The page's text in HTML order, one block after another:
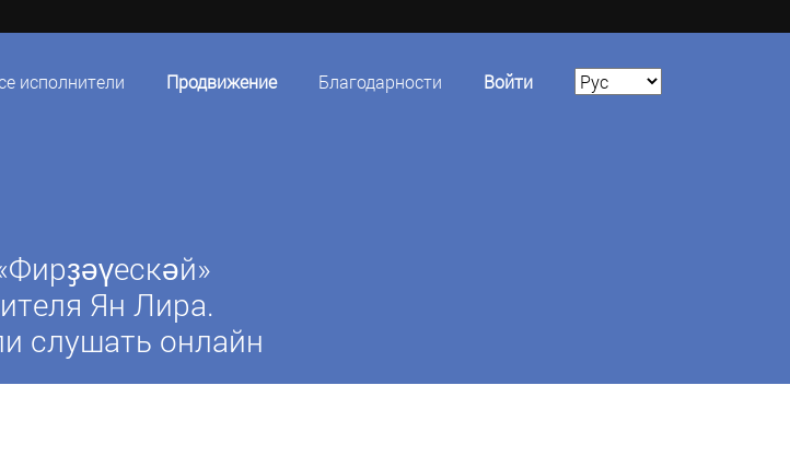
исполнители Продвижение Благодарности Войти
Ян Лира.
слушать онлайн